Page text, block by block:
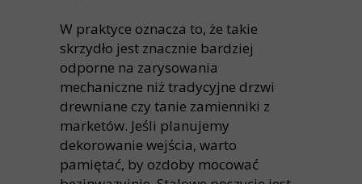
W praktyce oznacza to, że takie
skrzydło jest znacznie bardziej
odporne na zarysowania
mechaniczne niż tradycyjne drzwi
drewniane czy tanie zamienniki z
marketów. Jeśli planujemy
dekorowanie wejścia, warto
pamiętać, by ozdoby mocować